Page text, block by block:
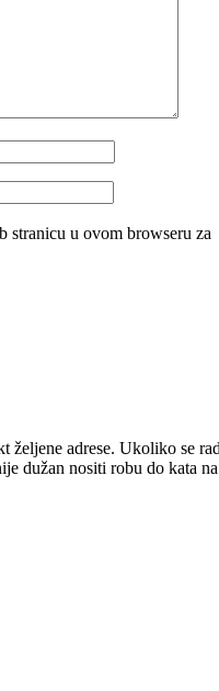
stranicu u ovom browseru za
željene adrese. Ukoliko se
dužan nositi robu do kata na